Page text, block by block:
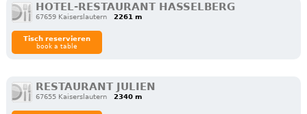
HOTEL-RESTAURANT HASSELBERG
67659 Kaiserslautern 2261 m
Tisch reservieren
book a table
RESTAURANT JULIEN
67655 Kaiserslautern 2340 m